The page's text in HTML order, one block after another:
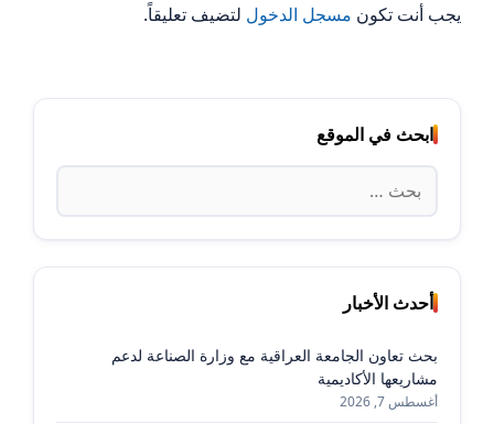
يجب أنت تكون مسجل الدخول لتضيف تعليقاً.
ابحث في الموقع
البحث
عن:
أحدث الأخبار
بحث تعاون الجامعة العراقية مع وزارة الصناعة لدعم
مشاريعها الأكاديمية
أغسطس 7, 2026